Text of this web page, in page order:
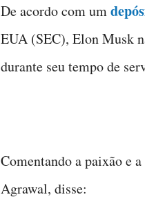
De acordo com um
EUA (SEC), Elon Musk
durante seu tempo de
Comentando a paixão e
Agrawal, disse: